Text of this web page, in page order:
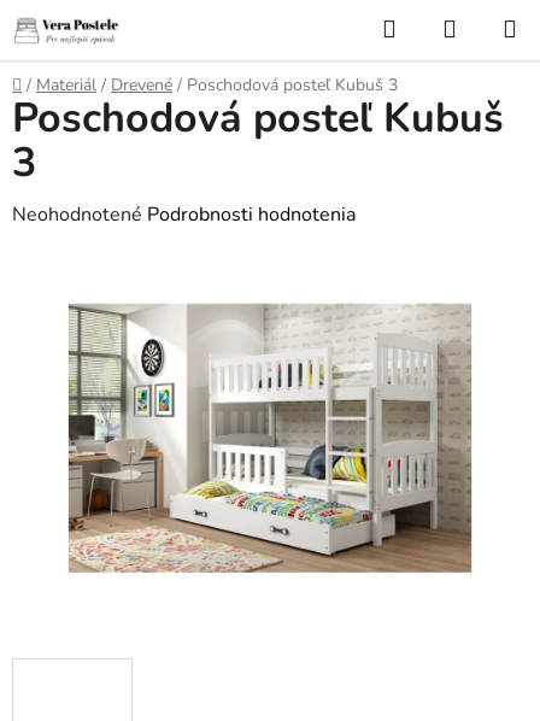
Prejsť
na
obsah
Hľadať
KOŠÍK
Domov
/ Materiál / Drevené / Poschodová posteľ Kubuš 3
Poschodová posteľ Kubuš
3
Priemerné
hviezdičiek.
Neohodnotené Podrobnosti hodnotenia